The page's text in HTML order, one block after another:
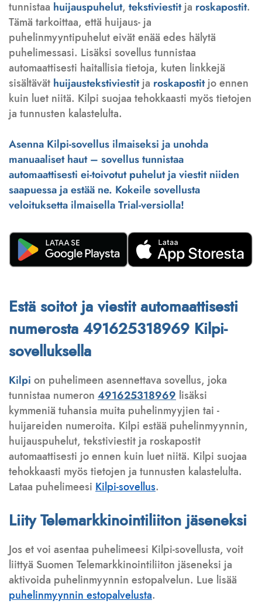
tunnistaa huijauspuhelut, tekstiviestitja roskapostit.
Tämä tarkoittaa, että huijaus- ja
puhelinmyyntipuhelut eivät enää edes hälytä
puhelimessasi. Lisäksi sovellus tunnistaa
automaattisesti haitallisia tietoja, kuten linkkejä
sisältävät huijaustekstiviestitja roskapostitjo ennen
kuin luet niitä. Kilpi suojaa tehokkaasti myös tietojen
ja tunnusten kalastelulta.
Asenna Kilpi-sovellus ilmaiseksi ja unohda
manuaaliset haut – sovellus tunnistaa
automaattisesti ei-toivotut puhelut ja viestit niiden
saapuessa ja estää ne. Kokeile sovellusta
veloituksetta ilmaisella Trial-versiolla!
Estä soitot ja viestit automaattisesti
numerosta 491625318969 Kilpi-
sovelluksella
Kilpi on puhelimeen asennettava sovellus, joka
tunnistaa numeron 491625318969 lisäksi
kymmeniä tuhansia muita puhelinmyyjien tai -
huijareiden numeroita. Kilpi estää puhelinmyynnin,
huijauspuhelut, tekstiviestit ja roskapostit
automaattisesti jo ennen kuin luet niitä. Kilpi suojaa
tehokkaasti myös tietojen ja tunnusten kalastelulta.
Lataa puhelimeesi Kilpi-sovellus.
Liity Telemarkkinointiliiton jäseneksi
Jos et voi asentaa puhelimeesi Kilpi-sovellusta, voit
liittyä Suomen Telemarkkinointiliiton jäseneksi ja
aktivoida puhelinmyynnin estopalvelun. Lue lisää
puhelinmyynnin estopalvelusta.